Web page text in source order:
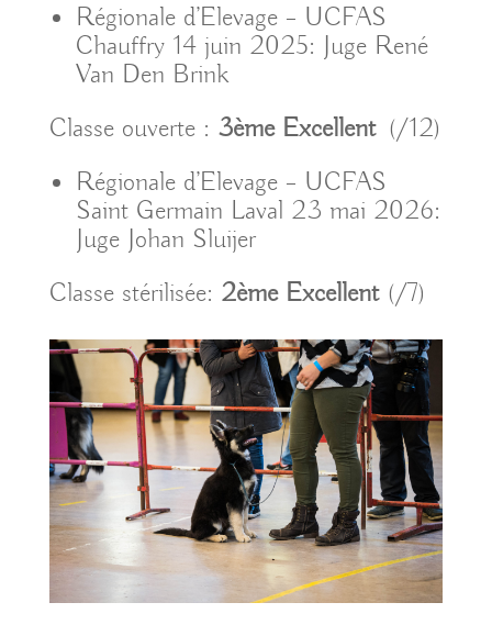
Régionale d’Elevage – UCFAS
Chauffry 14 juin 2025: Juge René
Van Den Brink
Classe ouverte : 3ème Excellent (/12)
Régionale d’Elevage – UCFAS
Saint Germain Laval 23 mai 2026:
Juge Johan Sluijer
Classe stérilisée: 2ème Excellent (/7)